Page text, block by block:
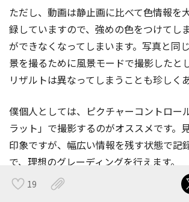
19
ただし、動画は静止画に比べて色情報を
録していますので、強めの色をつけてし
ができなくなってしまいます。写真と同
景を撮るために風景モードで撮影したと
リザルトは異なってしまうことも珍しく
僕個人としては、ピクチャーコントロー
ラット」で撮影するのがオススメです。
印象ですが、幅広い情報を残す状態で記
で、理想のグレーディングを行えます。